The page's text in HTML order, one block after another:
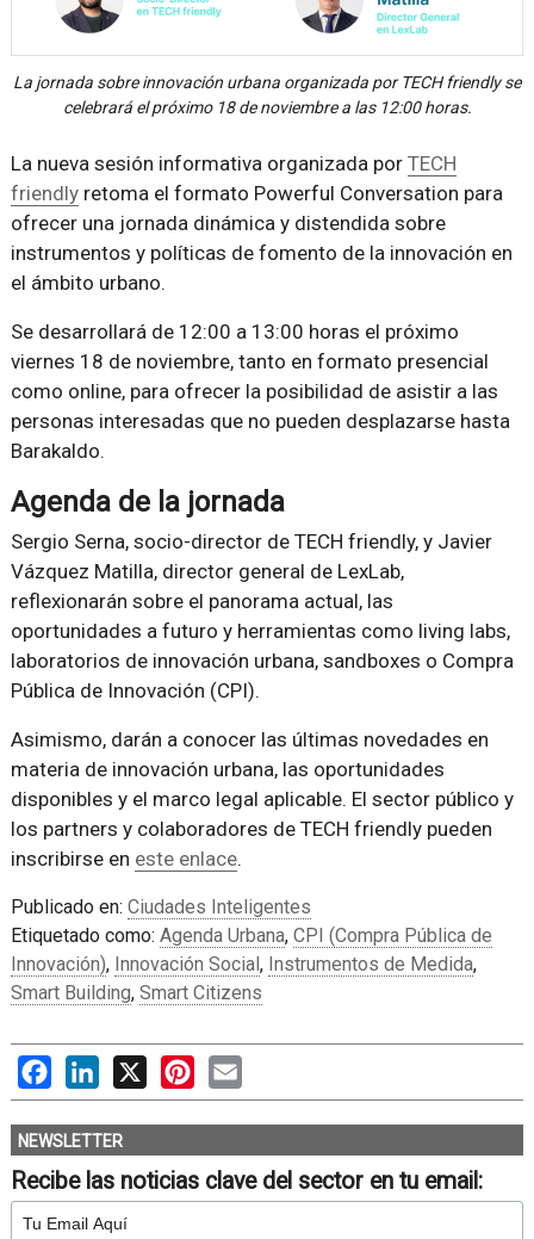
La jornada sobre innovación urbana organizada por TECH friendly se
celebrará el próximo 18 de noviembre a las 12:00 horas.
La nueva sesión informativa organizada por TECH
friendlyretoma el formato Powerful Conversation para
ofrecer una jornada dinámica y distendida sobre
instrumentos y políticas de fomento de la innovación en
el ámbito urbano.
Se desarrollará de 12:00 a 13:00 horas el próximo
viernes 18 de noviembre, tanto en formato presencial
como online, para ofrecer la posibilidad de asistir a las
personas interesadas que no pueden desplazarse hasta
Barakaldo.
Agenda de la jornada
Sergio Serna, socio-director de TECH friendly, y Javier
Vázquez Matilla, director general de LexLab,
reflexionarán sobre el panorama actual, las
oportunidades a futuro y herramientas como living labs,
laboratorios de innovación urbana, sandboxes o Compra
Pública de Innovación (CPI).
Asimismo, darán a conocer las últimas novedades en
materia de innovación urbana, las oportunidades
disponibles y el marco legal aplicable. El sector público y
los partners y colaboradores de TECH friendly pueden
inscribirse en este enlace.
Publicado en: Ciudades Inteligentes
Etiquetado como: Agenda Urbana, CPI (Compra Pública de
Innovación), Innovación Social , Instrumentos de Medida,
Smart Building, Smart Citizens
FacebookLinkedIn Pinterest
NEWSLETTER
Recibe las noticias clave del sector en tu email: